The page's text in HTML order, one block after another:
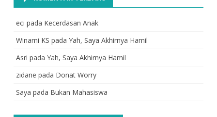
eci pada Kecerdasan Anak
Winarni KS pada Yah, Saya Akhirnya Hamil
Asri pada Yah, Saya Akhirnya Hamil
zidane pada Donat Worry
Saya pada Bukan Mahasiswa